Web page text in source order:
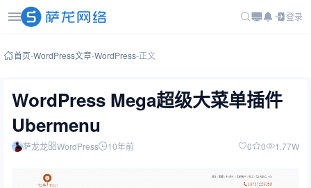
登录
首页-WordPress文章-WordPress-正文
WordPress Mega超级大菜单插件
Ubermenu
萨龙龙 WordPress 10年前 0 0 1.77W